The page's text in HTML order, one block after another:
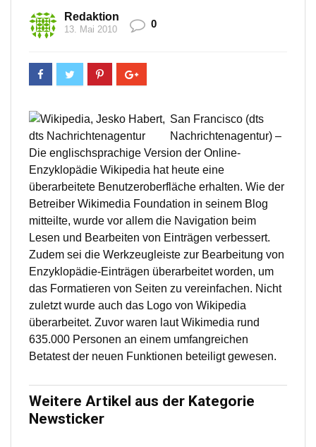
Redaktion
13. Mai 2010 0
San Francisco (dts
Nachrichtenagentur) –
Die englischsprachige Version der Online-
Enzyklopädie Wikipedia hat heute eine
überarbeitete Benutzeroberfläche erhalten. Wie der
Betreiber Wikimedia Foundation in seinem Blog
mitteilte, wurde vor allem die Navigation beim
Lesen und Bearbeiten von Einträgen verbessert.
Zudem sei die Werkzeugleiste zur Bearbeitung von
Enzyklopädie-Einträgen überarbeitet worden, um
das Formatieren von Seiten zu vereinfachen. Nicht
zuletzt wurde auch das Logo von Wikipedia
überarbeitet. Zuvor waren laut Wikimedia rund
635.000 Personen an einem umfangreichen
Betatest der neuen Funktionen beteiligt gewesen.
Weitere Artikel aus der Kategorie
Newsticker